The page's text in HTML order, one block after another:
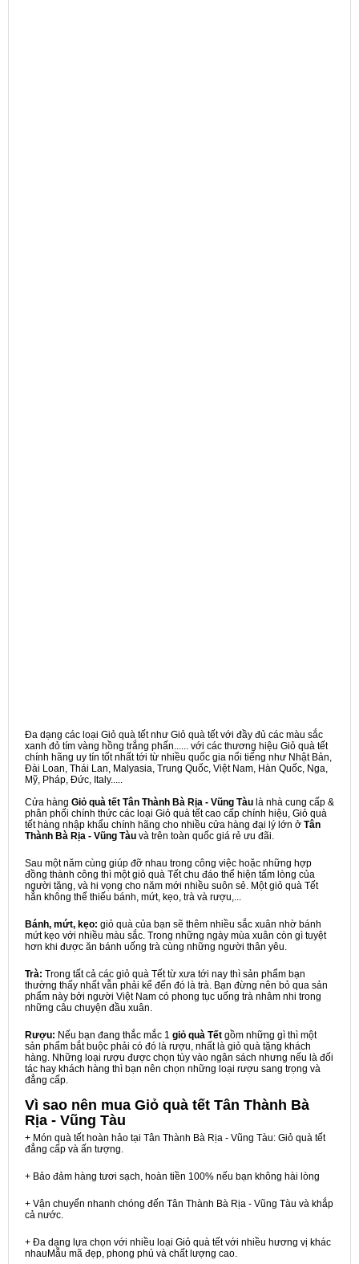
Đa dạng các loại Giỏ quà tết như Giỏ quà tết với đầy đủ các màu sắc
xanh đỏ tím vàng hồng trắng phấn...... với các thương hiệu Giỏ quà tết
chính hãng uy tín tốt nhất tới từ nhiều quốc gia nổi tiếng như Nhật Bản,
Đài Loan, Thái Lan, Malyasia, Trung Quốc, Việt Nam, Hàn Quốc, Nga,
Mỹ, Pháp, Đức, Italy.....
Cửa hàng Giỏ quà tết Tân Thành Bà Rịa - Vũng Tàu là nhà cung cấp &
phân phối chính thức các loại Giỏ quà tết cao cấp chính hiệu, Giỏ quà
tết hàng nhập khẩu chính hãng cho nhiều cửa hàng đại lý lớn ở Tân
Thành Bà Rịa - Vũng Tàu và trên toàn quốc giá rẻ ưu đãi.
Sau một năm cùng giúp đỡ nhau trong công việc hoặc những hợp
đồng thành công thì một giỏ quà Tết chu đáo thể hiện tấm lòng của
người tặng, và hi vọng cho năm mới nhiều suôn sẻ. Một giỏ quà Tết
hẳn không thể thiếu bánh, mứt, kẹo, trà và rượu,...
Bánh, mứt, kẹo: giỏ quà của bạn sẽ thêm nhiều sắc xuân nhờ bánh
mứt kẹo với nhiều màu sắc. Trong những ngày mùa xuân còn gì tuyệt
hơn khi được ăn bánh uống trà cùng những người thân yêu.
Trà: Trong tất cả các giỏ quà Tết từ xưa tới nay thì sản phẩm bạn
thường thấy nhất vẫn phải kể đến đó là trà. Bạn đừng nên bỏ qua sản
phẩm này bởi người Việt Nam có phong tục uống trà nhâm nhi trong
những câu chuyện đầu xuân.
Rượu: Nếu bạn đang thắc mắc 1 giỏ quà Tết gồm những gì thì một
sản phẩm bắt buộc phải có đó là rượu, nhất là giỏ quà tặng khách
hàng. Những loại rượu được chọn tùy vào ngân sách nhưng nếu là đối
tác hay khách hàng thì bạn nên chọn những loại rượu sang trọng và
đẳng cấp.
Vì sao nên mua Giỏ quà tết Tân Thành Bà
Rịa - Vũng Tàu
+ Món quà tết hoàn hảo tại Tân Thành Bà Rịa - Vũng Tàu: Giỏ quà tết
đẳng cấp và ấn tượng.
+ Bảo đảm hàng tươi sạch, hoàn tiền 100% nếu bạn không hài lòng
+ Vận chuyển nhanh chóng đến Tân Thành Bà Rịa - Vũng Tàu và khắp
cả nước.
+ Đa dạng lựa chọn với nhiều loại Giỏ quà tết với nhiều hương vị khác
nhauMẫu mã đẹp, phong phú và chất lượng cao.